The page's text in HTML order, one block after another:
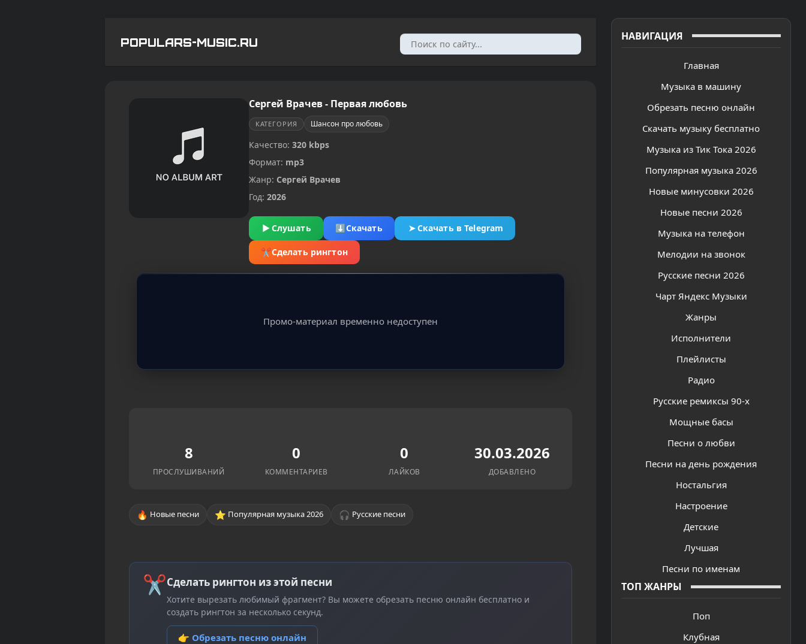
POPULARS-MUSIC.RU НАВИГАЦИЯ
Главная
Музыка в машину
Обрезать песню онлайн
Скачать музыку бесплатно
Музыка из Тик Тока 2026
Популярная музыка 2026
Новые минусовки 2026
Новые песни 2026
Музыка на телефон
Мелодии на звонок
Русские песни 2026
Чарт Яндекс Музыки
Жанры
Исполнители
Плейлисты
Радио
Русские ремиксы 90-х
Мощные басы
Песни о любви
Песни на день рождения
Ностальгия
Настроение
Детские
Лучшая
Песни по именам
ТОП ЖАНРЫ
Поп
Клубная
Сергей Врачев - Первая любовь
КАТЕГОРИЯ Шансон про любовь
Качество: 320 kbps
Формат: mp3
Жанр: Сергей Врачев
Год: 2026
▶ Слушать ⬇Скачать ➤Скачать в Telegram
✂Сделать рингтон
Промо-материал временно недоступен
8
ПРОСЛУШИВАНИЙ
0
КОММЕНТАРИЕВ
0
ЛАЙКОВ
30.03.2026
ДОБАВЛЕНО
🔥 Новые песни ⭐ Популярная музыка 2026 🎧 Русские песни
✂Сделать рингтон из этой песни
Хотите вырезать любимый фрагмент? Вы можете обрезать песню онлайн бесплатно и
создать рингтон за несколько секунд.
👉 Обрезать песню онлайн